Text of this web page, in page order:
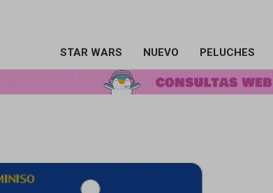
STAR WARS NUEVO PELUCHES